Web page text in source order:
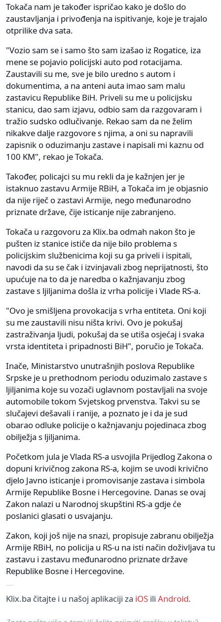
Tokača nam je također ispričao kako je došlo do
zaustavljanja i privođenja na ispitivanje, koje je trajalo
otprilike dva sata.
"Vozio sam se i samo što sam izašao iz Rogatice, iza
mene se pojavio policijski auto pod rotacijama.
Zaustavili su me, sve je bilo uredno s autom i
dokumentima, a na anteni auta imao sam malu
zastavicu Republike BiH. Priveli su me u policijsku
stanicu, dao sam izjavu, odbio sam da razgovaram i
tražio sudsko odlučivanje. Rekao sam da ne želim
nikakve dalje razgovore s njima, a oni su napravili
zapisnik o oduzimanju zastave i napisali mi kaznu od
100 KM", rekao je Tokača.
Također, policajci su mu rekli da je kažnjen jer je
istaknuo zastavu Armije RBiH, a Tokača im je objasnio
da nije riječ o zastavi Armije, nego međunarodno
priznate države, čije isticanje nije zabranjeno.
Tokača u razgovoru za Klix.ba odmah nakon što je
pušten iz stanice ističe da nije bilo problema s
policijskim službenicima koji su ga priveli i ispitali,
navodi da su se čak i izvinjavali zbog neprijatnosti, što
upućuje na to da je naredba o kažnjavanju zbog
zastave s ljiljanima došla iz vrha policije i Vlade RS-a.
"Ovo je smišljena provokacija s vrha entiteta. Oni koji
su me zaustavili nisu ništa krivi. Ovo je pokušaj
zastraživanja ljudi, pokušaj da se utiša osjećaj i svaka
vrsta identiteta i pripadnosti BiH", poručio je Tokača.
Inače, Ministarstvo unutrašnjih poslova Republike
Srpske je u prethodnom periodu oduzimalo zastave s
ljiljanima koje su vozači uglavnom postavljali na svoje
automobile tokom Svjetskog prvenstva. Takvi su se
slučajevi dešavali i ranije, a poznato je i da je sud
obarao odluke policije o kažnjavanju pojedinaca zbog
obilježja s ljiljanima.
Početkom jula je Vlada RS-a usvojila Prijedlog Zakona o
dopuni krivičnog zakona RS-a, kojim se uvodi krivično
djelo Javno isticanje i promovisanje zastava i simbola
Armije Republike Bosne i Hercegovine. Danas se ovaj
Zakon nalazi u Narodnoj skupštini RS-a gdje će
poslanici glasati o usvajanju.
Zakon, koji još nije na snazi, propisuje zabranu obilježja
Armije RBiH, no policija u RS-u na isti način doživljava tu
zastavu i zastavu međunarodno priznate države
Republike Bosne i Hercegovine.
Klix.ba čitajte i u našoj aplikaciji za iOS ili Android.